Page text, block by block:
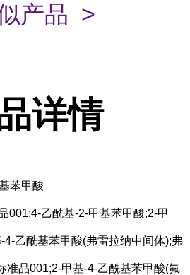
产品 >
详情
苯甲酸
001;4-乙酰基-2-甲基苯甲酸;2-甲
4-乙酰基苯甲酸(弗雷拉纳中间体);弗
准品001;2-甲基-4-乙酰基苯甲酸(氟